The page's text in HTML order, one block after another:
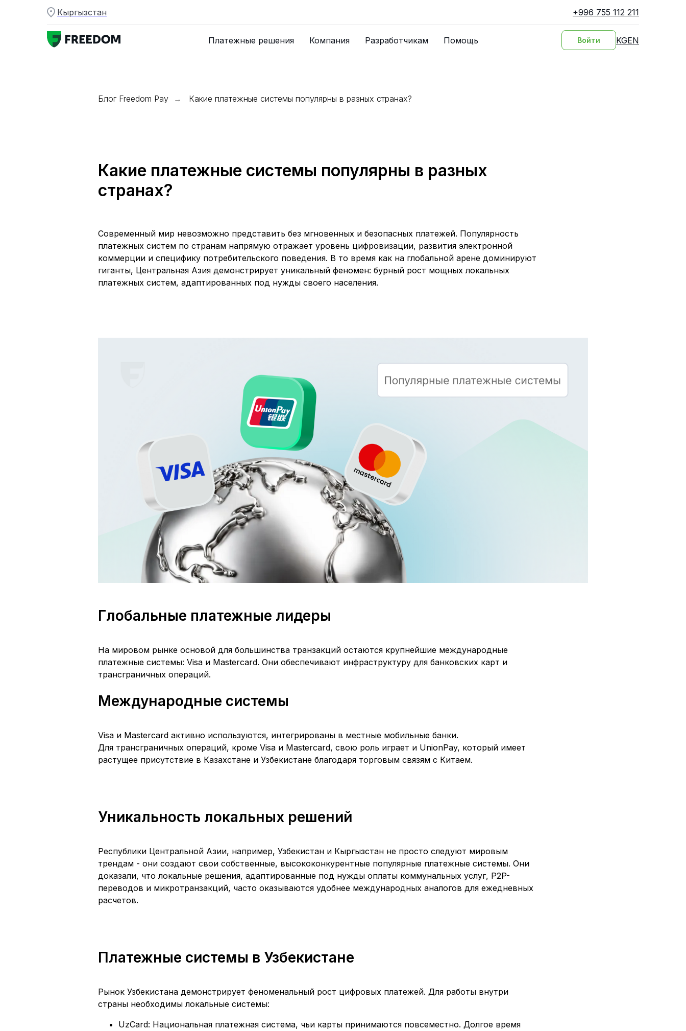
Кыргызстан +996 755 112 211
Платежные решения Компания Разработчикам Помощь Войти KGEN
Блог Freedom Pay → Какие платежные системы популярны в разных странах?
Какие платежные системы популярны в разных
странах?
Современный мир невозможно представить без мгновенных и безопасных платежей. Популярность
платежных систем по странам напрямую отражает уровень цифровизации, развития электронной
коммерции и специфику потребительского поведения. В то время как на глобальной арене доминируют
гиганты, Центральная Азия демонстрирует уникальный феномен: бурный рост мощных локальных
платежных систем, адаптированных под нужды своего населения.
Глобальные платежные лидеры
На мировом рынке основой для большинства транзакций остаются крупнейшие международные
платежные системы: Visa и Mastercard. Они обеспечивают инфраструктуру для банковских карт и
трансграничных операций.
Международные системы
Visa и Mastercard активно используются, интегрированы в местные мобильные банки.
Для трансграничных операций, кроме Visa и Mastercard, свою роль играет и UnionPay, который имеет
растущее присутствие в Казахстане и Узбекистане благодаря торговым связям с Китаем.
Уникальность локальных решений
Республики Центральной Азии, например, Узбекистан и Кыргызстан не просто следуют мировым
трендам - они создают свои собственные, высококонкурентные популярные платежные системы. Они
доказали, что локальные решения, адаптированные под нужды оплаты коммунальных услуг, P2P-
переводов и микротранзакций, часто оказываются удобнее международных аналогов для ежедневных
расчетов.
Платежные системы в Узбекистане
Рынок Узбекистана демонстрирует феноменальный рост цифровых платежей. Для работы внутри
страны необходимы локальные системы:
UzCard: Национальная платежная система, чьи карты принимаются повсеместно. Долгое время